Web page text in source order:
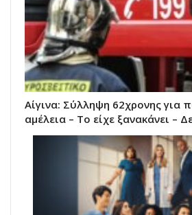
Αίγινα: Σύλληψη 62χρονης για
αμέλεια – Το είχε ξανακάνει –